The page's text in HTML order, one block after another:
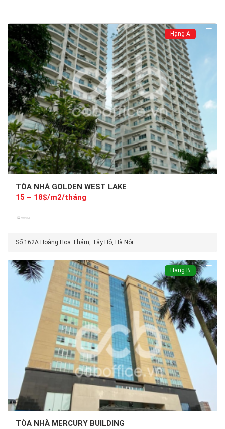
Hạng A
TÒA NHÀ GOLDEN WEST LAKE
15 – 18$/m2/tháng
Số 162A Hoàng Hoa Thám, Tây Hồ, Hà Nội
Hạng B
TÒA NHÀ MERCURY BUILDING